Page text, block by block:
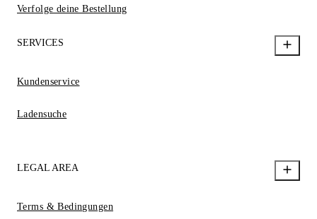
Verfolge deine Bestellung
SERVICES
Kundenservice
Ladensuche
LEGAL AREA
Terms & Bedingungen